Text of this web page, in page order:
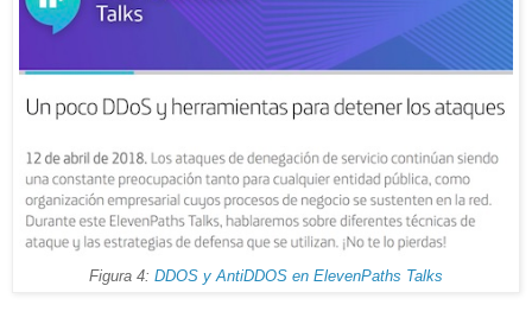
Figura 4: DDOS y AntiDDOS en ElevenPaths Talks